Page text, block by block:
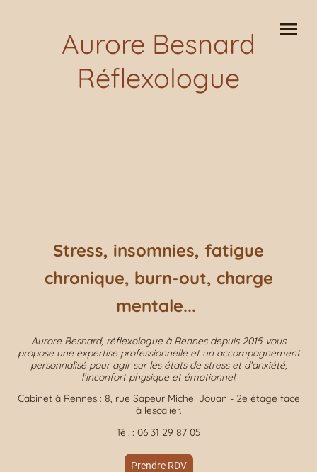
Aurore Besnard
Réflexologue
Stress, insomnies, fatigue
chronique, burn-out, charge
mentale...
Aurore Besnard, réflexologue à Rennes depuis 2015 vous
propose une expertise professionnelle et un accompagnement
personnalisé pour agir sur les états de stress et d'anxiété,
l'inconfort physique et émotionnel.
Cabinet à Rennes : 8, rue Sapeur Michel Jouan - 2e étage face
à lescalier.
Tél. : 06 31 29 87 05
Prendre RDV